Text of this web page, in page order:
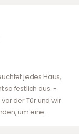
jedes Haus,
so festlich aus. -
der Tür und wir
um eine…